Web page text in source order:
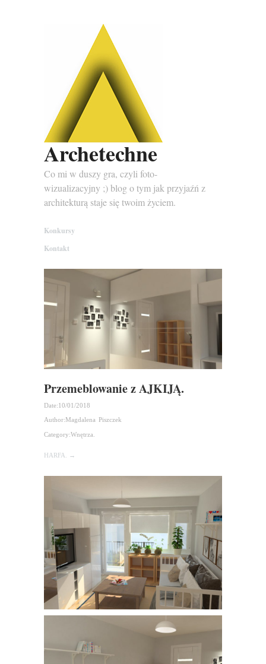
Archetechne
Co mi w duszy gra, czyli foto-
wizualizacyjny ;) blog o tym jak przyjaźń z
architekturą staje się twoim życiem.
Konkursy
Kontakt
Przemeblowanie z AJKIJĄ.
Date:10/01/2018
Author:Magdalena Piszczek
Category:Wnętrza.
HARFA. →